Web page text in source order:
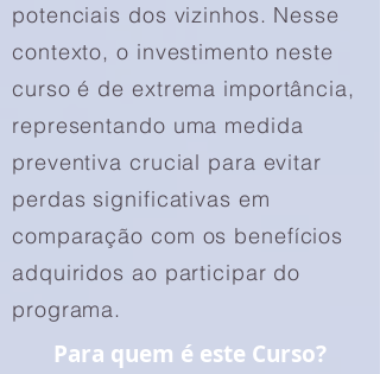
potenciais dos vizinhos. Nesse
contexto, o investimento neste
curso é de extrema importância,
representando uma medida
preventiva crucial para evitar
perdas significativas em
comparação com os benefícios
adquiridos ao participar do
programa.
Para quem é este Curso?